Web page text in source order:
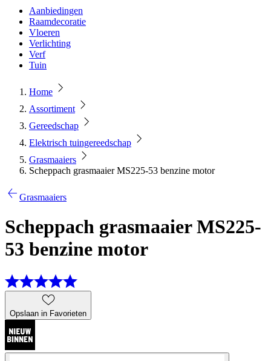
Aanbiedingen
Raamdecoratie
Vloeren
Verlichting
Verf
Tuin
Home
Assortiment
Gereedschap
Elektrisch tuingereedschap
Grasmaaiers
Scheppach grasmaaier MS225-53 benzine motor
Grasmaaiers
Scheppach grasmaaier MS225-
53 benzine motor
Opslaan in Favorieten